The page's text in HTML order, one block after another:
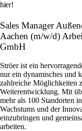
hier!
Sales Manager
Aachen (m/w/d)
GmbH
Ströer ist ein
nur ein dynamisches und
zahlreiche Möglichkeiten
Weiterentwicklung. Mit
mehr als 100 Standorten
Wachstums und der
einzubringen und
arbeiten.